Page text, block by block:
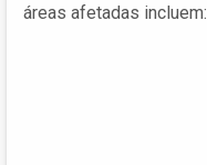
áreas afetadas incluem: